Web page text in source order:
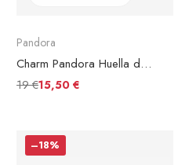
Pandora
Charm Pandora Huella de Perro
19 €15,50 €
–18%